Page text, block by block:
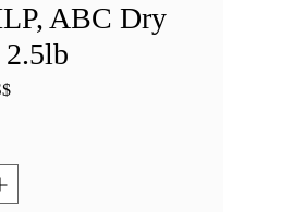
ABC Dry
2.5lb
Precio